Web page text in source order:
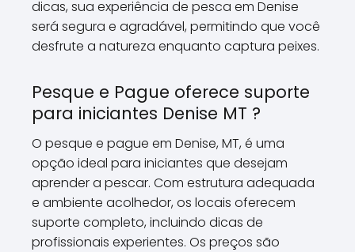
dicas, sua experiência de pesca em Denise
será segura e agradável, permitindo que você
desfrute a natureza enquanto captura peixes.
Pesque e Pague oferece suporte
para iniciantes Denise MT ?
O pesque e pague em Denise, MT, é uma
opção ideal para iniciantes que desejam
aprender a pescar. Com estrutura adequada
e ambiente acolhedor, os locais oferecem
suporte completo, incluindo dicas de
profissionais experientes. Os preços são